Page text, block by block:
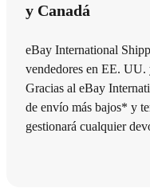
y Canadá
eBay International
vendedores en EE. UU.
Gracias al eBay
de envío más bajos* y
gestionará cualquier